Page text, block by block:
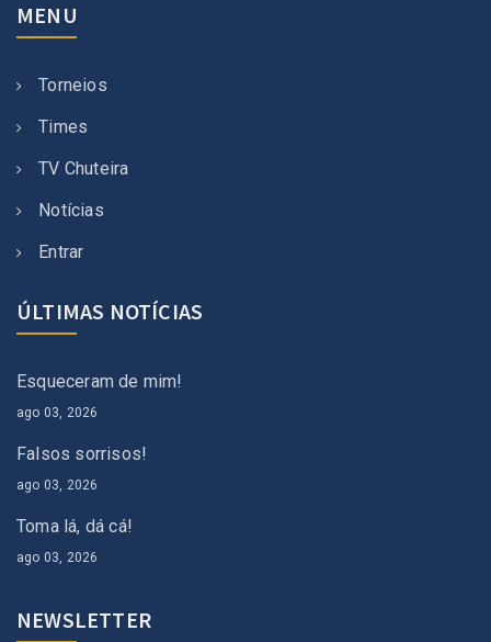
MENU
Torneios
Times
TV Chuteira
Notícias
Entrar
ÚLTIMAS NOTÍCIAS
Esqueceram de mim!
ago 03, 2026
Falsos sorrisos!
ago 03, 2026
Toma lá, dá cá!
ago 03, 2026
NEWSLETTER